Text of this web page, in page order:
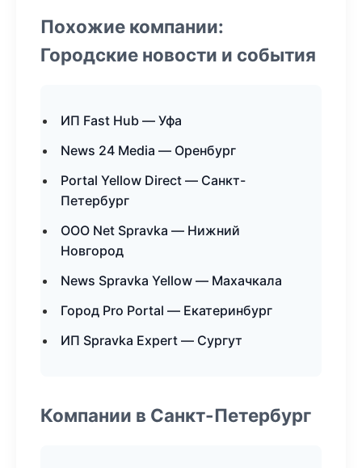
Похожие компании:
Городские новости и события
ИП Fast Hub — Уфа
News 24 Media — Оренбург
Portal Yellow Direct — Санкт-
Петербург
ООО Net Spravka — Нижний
Новгород
News Spravka Yellow — Махачкала
Город Pro Portal — Екатеринбург
ИП Spravka Expert — Сургут
Компании в Санкт-Петербург